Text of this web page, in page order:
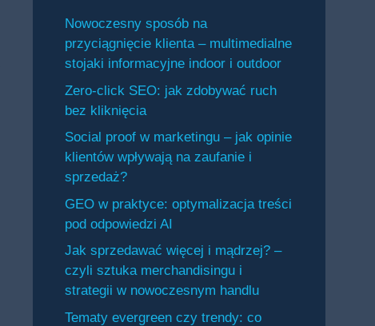
Nowoczesny sposób na
przyciągnięcie klienta – multimedialne
stojaki informacyjne indoor i outdoor
Zero-click SEO: jak zdobywać ruch
bez kliknięcia
Social proof w marketingu – jak opinie
klientów wpływają na zaufanie i
sprzedaż?
GEO w praktyce: optymalizacja treści
pod odpowiedzi AI
Jak sprzedawać więcej i mądrzej? –
czyli sztuka merchandisingu i
strategii w nowoczesnym handlu
Tematy evergreen czy trendy: co